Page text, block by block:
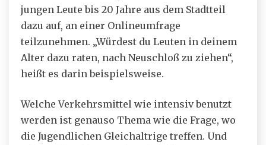
jungen Leute bis 20 Jahre aus dem Stadtteil
dazu auf, an einer Onlineumfrage
teilzunehmen. „Würdest du Leuten in deinem
Alter dazu raten, nach Neuschloß zu ziehen“,
heißt es darin beispielsweise.
Welche Verkehrsmittel wie intensiv benutzt
werden ist genauso Thema wie die Frage, wo
die Jugendlichen Gleichaltrige treffen. Und